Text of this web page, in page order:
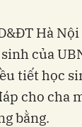
Hà
của
tiết học
cho cha
bằng.